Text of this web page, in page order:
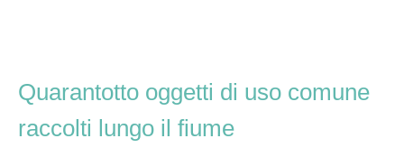
Quarantotto oggetti di uso comune
raccolti lungo il fiume